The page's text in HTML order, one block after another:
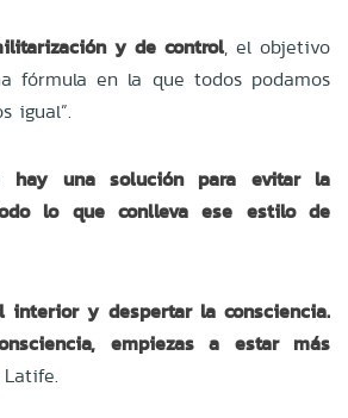
y de control, el objetivo
fórmula en la que todos podamos
igual”.
hay una solución para evitar la
lo que conlleva ese estilo de
interior y despertar la consciencia.
empiezas a estar más